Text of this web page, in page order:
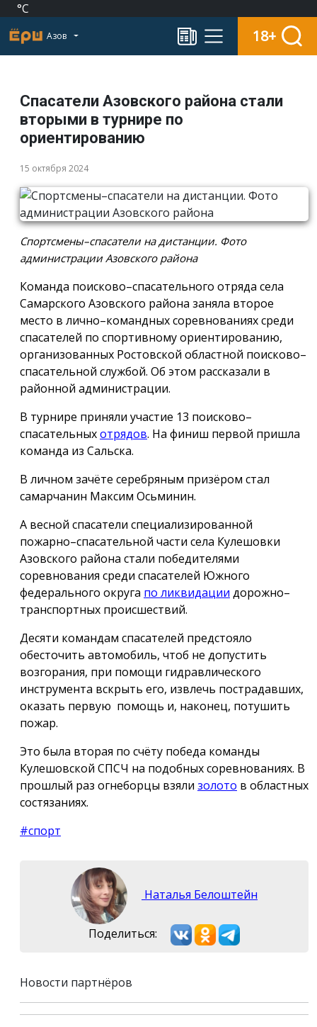
°C
Азов 18+
Спасатели Азовского района стали
вторыми в турнире по
ориентированию
15 октября 2024
Спортсмены–спасатели на дистанции. Фото
администрации Азовского района
Команда поисково–спасательного отряда села
Самарского Азовского района заняла второе
место в лично–командных соревнованиях среди
спасателей по спортивному ориентированию,
организованных Ростовской областной поисково–
спасательной службой. Об этом рассказали в
районной администрации.
В турнире приняли участие 13 поисково–
спасательныхотрядов. На финиш первой пришла
команда из Сальска.
В личном зачёте серебряным призёром стал
самарчанин Максим Осьминин.
А весной спасатели специализированной
пожарно–спасательной части села Кулешовки
Азовского района стали победителями
соревнования среди спасателей Южного
федерального округа по ликвидации дорожно–
транспортных происшествий.
Десяти командам спасателей предстояло
обесточить автомобиль, чтоб не допустить
возгорания, при помощи гидравлического
инструмента вскрыть его, извлечь пострадавших,
оказать первую помощь и, наконец, потушить
пожар.
Это была вторая по счёту победа команды
Кулешовской СПСЧ на подобных соревнованиях. В
прошлый раз огнеборцы взяли золото в областных
состязаниях.
#спорт
Наталья Белоштейн
Поделиться:
Новости партнёров